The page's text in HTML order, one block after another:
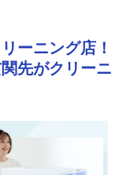
ーニング店！
先がクリーニ